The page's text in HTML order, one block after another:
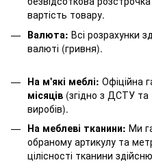
вартість товару.
Валюта: Всі розрахунки
валюті (гривня).
На м'які меблі: Офіційна
місяців (згідно з ДСТУ та
виробів).
На меблеві тканини: Ми
обраному артикулу та
цілісності тканини